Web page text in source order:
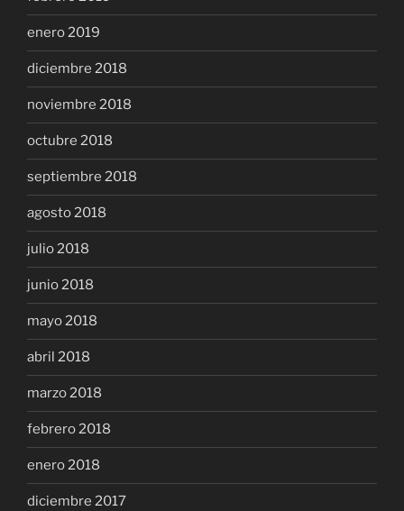
enero 2019
diciembre 2018
noviembre 2018
octubre 2018
septiembre 2018
agosto 2018
julio 2018
junio 2018
mayo 2018
abril 2018
marzo 2018
febrero 2018
enero 2018
diciembre 2017